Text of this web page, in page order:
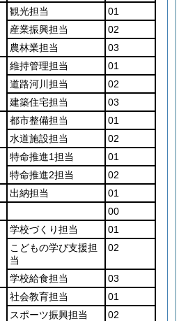
観光担当
01
産業振興担当
02
農林業担当
03
維持管理担当
01
道路河川担当
02
建築住宅担当
03
都市整備担当
01
水道施設担当
02
特命推進1担当
01
特命推進2担当
02
出納担当
01
00
学校づくり担当
01
こどもの学び支援担
当
02
学校給食担当
03
社会教育担当
01
スポーツ振興担当
02